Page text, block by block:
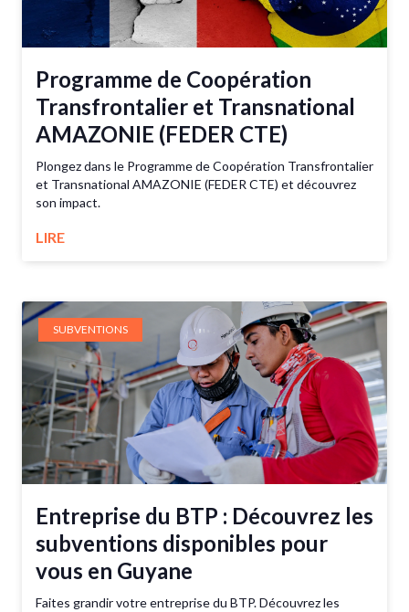
Programme de Coopération
Transfrontalier et Transnational
AMAZONIE (FEDER CTE)
Plongez dans le Programme de Coopération Transfrontalier
et Transnational AMAZONIE (FEDER CTE) et découvrez
son impact.
LIRE
SUBVENTIONS
Entreprise du BTP : Découvrez les
subventions disponibles pour
vous en Guyane
Faites grandir votre entreprise du BTP. Découvrez les